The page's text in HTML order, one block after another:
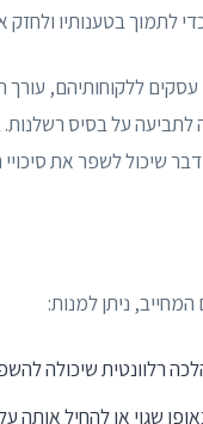
לתמוך בטענותיו
ללקוחותיהם, עורך
על בסיס רשלנות.
שיכול לשפר את
ניתן למנות:
רלוונטית שיכולה
שגוי או להחיל אותה